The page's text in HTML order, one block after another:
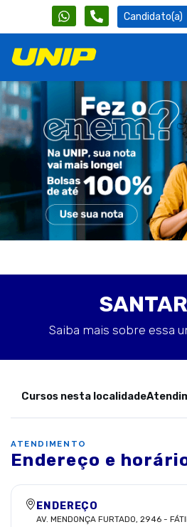
Candidato(a)
Saiba mais sobre essa
Cursos nesta localidade
ATENDIMENTO
Endereço e
ENDEREÇO
AV. MENDONÇA FURTADO, 2946 -